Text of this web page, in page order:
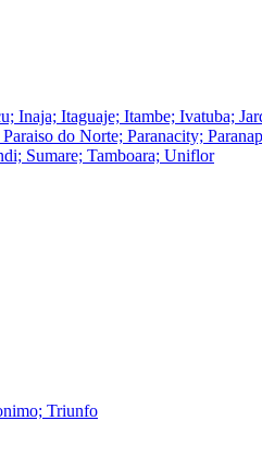
Itaguaje; Itambe; Ivatuba;
do Norte; Paranacity;
Sumare; Tamboara; Uniflor
Triunfo